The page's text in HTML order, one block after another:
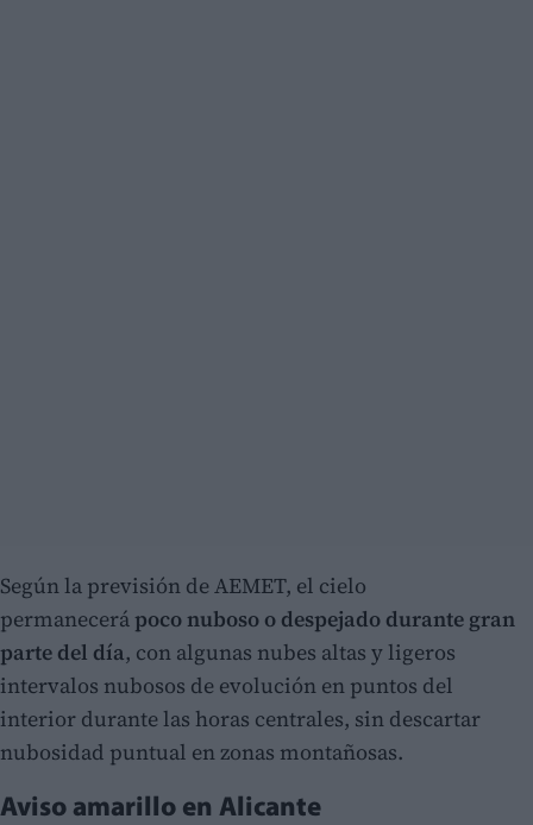
Según la previsión de AEMET, el cielo
permanecerápoco nuboso o despejado durante gran
parte del día, con algunas nubes altas y ligeros
intervalos nubosos de evolución en puntos del
interior durante las horas centrales, sin descartar
nubosidad puntual en zonas montañosas.
Aviso amarillo en Alicante